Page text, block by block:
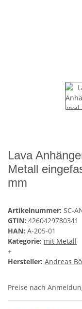
Lava
Metall
mm
Artikelnummer: SC-
GTIN: 4260429780341
HAN: A-205-01
Kategorie: mit Metall
+
Hersteller: Andreas
Preise nach